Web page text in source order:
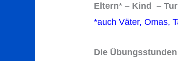
Eltern* – Kind –
*auch Väter, Omas,
Die